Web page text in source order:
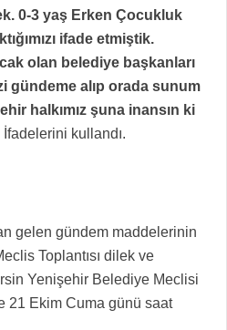
0-3 yaş Erken Çocukluk
ifade etmiştik.
olan belediye başkanları
gündeme alıp orada sunum
halkımız şuna inansın ki
İfadelerini kullandı.
gelen gündem maddelerinin
Toplantısı dilek ve
Yenişehir Belediye Meclisi
21 Ekim Cuma günü saat